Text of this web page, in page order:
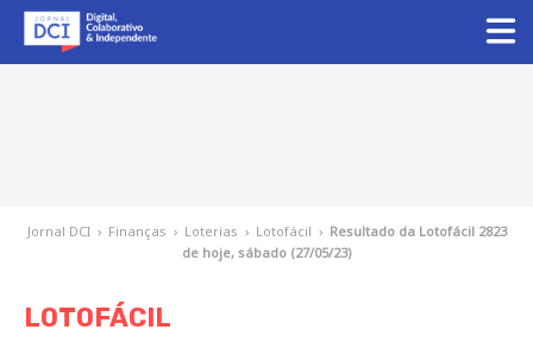
Jornal DCI › Finanças › Loterias › Lotofácil › Resultado da Lotofácil 2823
de hoje, sábado (27/05/23)
LOTOFÁCIL